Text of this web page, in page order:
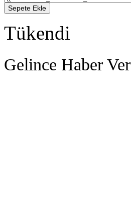
Sepete Ekle
Tükendi
Gelince Haber Ver